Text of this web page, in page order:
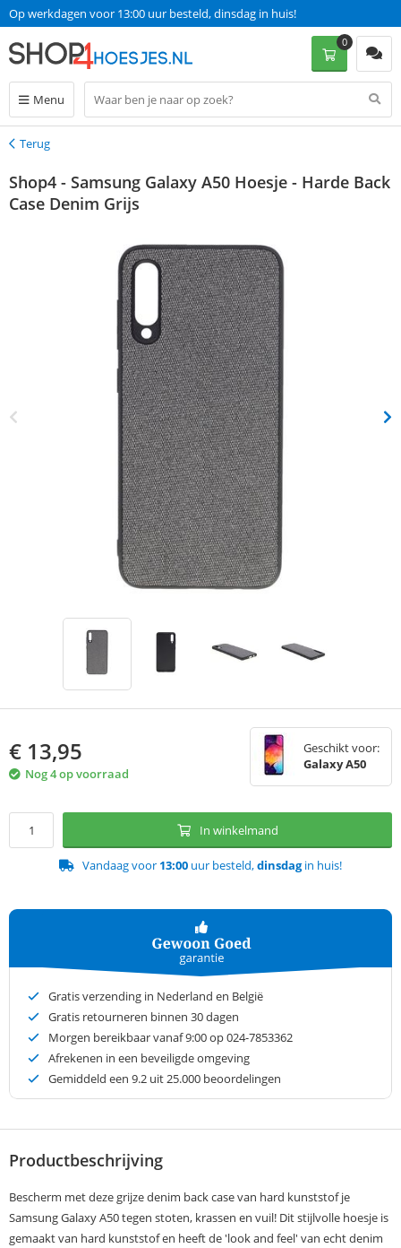
Op werkdagen voor 13:00 uur besteld, dinsdag in huis!
Menu
0
Terug
Terug
Shop4 - Samsung Galaxy A50 Hoesje - Harde Back
Case Denim Grijs
€ 13,95
Nog 4 op voorraad
Geschikt voor:
Galaxy A50
In winkelmand
Vandaag voor 13:00 uur besteld,dinsdagin huis!
Gratis verzending in Nederland en België
Gratis retourneren binnen 30 dagen
Morgen bereikbaar vanaf 9:00 op 024-7853362
Afrekenen in een beveiligde omgeving
Gemiddeld een 9.2 uit 25.000 beoordelingen
Productbeschrijving
Bescherm met deze grijze denim back case van hard kunststof je
Samsung Galaxy A50 tegen stoten, krassen en vuil! Dit stijlvolle hoesje is
gemaakt van hard kunststof en heeft de 'look and feel' van echt denim